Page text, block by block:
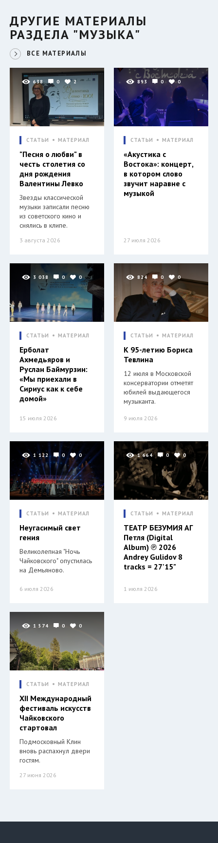
ДРУГИЕ МАТЕРИАЛЫ
РАЗДЕЛА "МУЗЫКА"
ВСЕ МАТЕРИАЛЫ
638 0 2
СТАТЬИ МАТЕРИАЛ
"Песня о любви" в
честь столетия со
дня рождения
Валентины Левко
Звезды классической
музыки записали песню
из советского кино и
снялись в клипе.
3 августа 2026
893 0 0
СТАТЬИ МАТЕРИАЛ
«Акустика с
Востока»: концерт,
в котором слово
звучит наравне с
музыкой
27 июля 2026
3 038 0 0
СТАТЬИ МАТЕРИАЛ
Ерболат
Ахмедьяров и
Руслан Баймурзин:
«Мы приехали в
Сириус как к себе
домой»
15 июля 2026
824 0 0
СТАТЬИ МАТЕРИАЛ
К 95-летию Бориса
Тевлина
12 июля в Московской
консерватории отметят
юбилей выдающегося
музыканта.
9 июля 2026
1 122 0 0
СТАТЬИ МАТЕРИАЛ
Неугасимый свет
гения
Великолепная "Ночь
Чайковского" опустилась
на Демьяново.
6 июля 2026
1 664 0 0
СТАТЬИ МАТЕРИАЛ
ТЕАТР БЕЗУМИЯ АГ
Петля (Digital
Album) ℗ 2026
Andrey Gulidov 8
tracks = 27'15"
1 июля 2026
1 574 0 0
СТАТЬИ МАТЕРИАЛ
XII Международный
фестиваль искусств
Чайковского
стартовал
Подмосковный Клин
вновь распахнул двери
гостям.
27 июня 2026